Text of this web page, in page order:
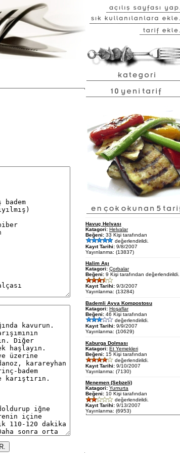
Havuç Helvası
Katagori: Helvalar
Beğeni: 33 Kişi tarafından
değerlendirildi.
Kayıt Tarihi: 9/8/2007
Yayınlanma: (13837)
Halim Aşı
Katagori: Çorbalar
Beğeni: 9 Kişi tarafından değerlendirildi.
Kayıt Tarihi: 9/3/2007
Yayınlanma: (13284)
Bademli Ayva Kompostosu
Katagori: Hoşaflar
Beğeni: 46 Kişi tarafından
değerlendirildi.
Kayıt Tarihi: 9/9/2007
Yayınlanma: (10629)
Kaburga Dolması
Katagori: Et Yemekleri
Beğeni: 15 Kişi tarafından
değerlendirildi.
Kayıt Tarihi: 9/10/2007
Yayınlanma: (7130)
Menemen (Sebzeli)
Katagori: Yumurta
Beğeni: 10 Kişi tarafından
değerlendirildi.
Kayıt Tarihi: 9/13/2007
Yayınlanma: (6953)